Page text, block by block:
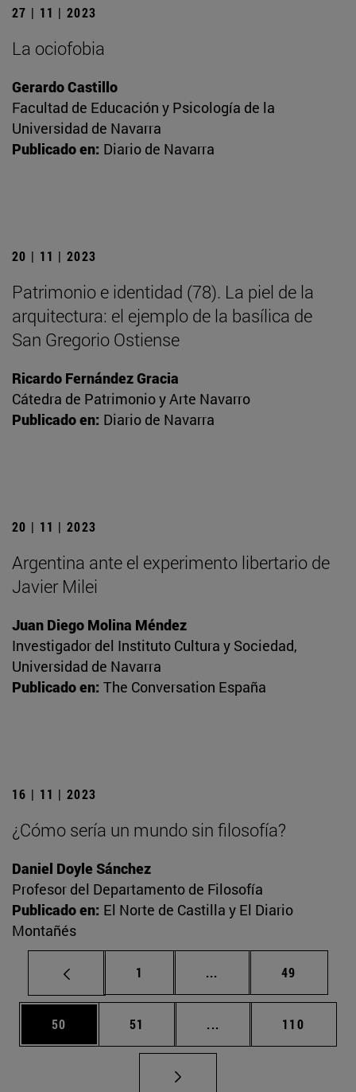
27 | 11 | 2023
La ociofobia
Gerardo Castillo
Facultad de Educación y Psicología de la
Universidad de Navarra
Publicado en: Diario de Navarra
20 | 11 | 2023
Patrimonio e identidad (78). La piel de la
arquitectura: el ejemplo de la basílica de
San Gregorio Ostiense
Ricardo Fernández Gracia
Cátedra de Patrimonio y Arte Navarro
Publicado en: Diario de Navarra
20 | 11 | 2023
Argentina ante el experimento libertario de
Javier Milei
Juan Diego Molina Méndez
Investigador del Instituto Cultura y Sociedad,
Universidad de Navarra
Publicado en: The Conversation España
16 | 11 | 2023
¿Cómo sería un mundo sin filosofía?
Daniel Doyle Sánchez
Profesor del Departamento de Filosofía
Publicado en: El Norte de Castilla y El Diario
Montañés
Página
1 ... Páginas intermedias
Página
49
Página
50 Página
51 ... Páginas intermedias
Página
110